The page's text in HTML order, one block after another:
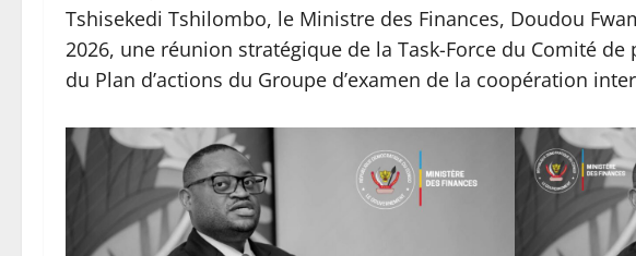
Tshisekedi Tshilombo, le Ministre des Finances, Doudou
2026, une réunion stratégique de la Task-Force du Comité de
du Plan d’actions du Groupe d’examen de la coopération